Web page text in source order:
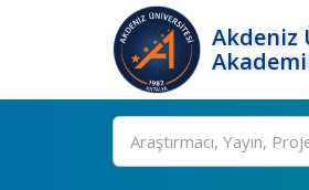
Akdeniz
Ara